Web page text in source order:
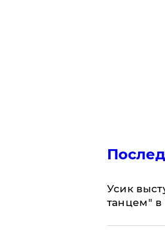
Усик
танцем" в